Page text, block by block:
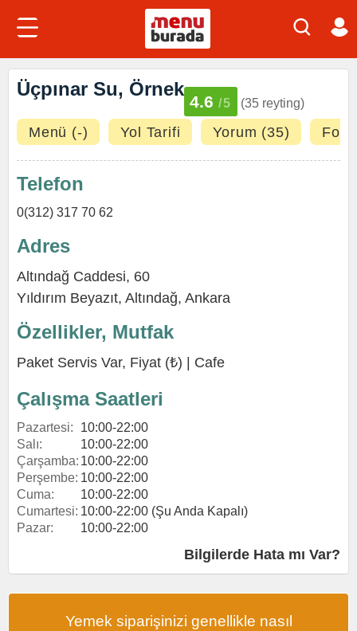
Üçpınar Su, Örnek
4.6 /5 (35 reyting)
Menü (-) Yol Tarifi Yorum (35)
Telefon
0(312) 317 70 62
Adres
Altındağ Caddesi, 60
Yıldırım Beyazıt, Altındağ, Ankara
Özellikler, Mutfak
Paket Servis Var, Fiyat (₺) | Cafe
Çalışma Saatleri
Pazartesi:
10:00-22:00
Salı:
10:00-22:00
Çarşamba: 10:00-22:00
Perşembe: 10:00-22:00
Cuma:
10:00-22:00
Cumartesi: 10:00-22:00 (Şu Anda Kapalı)
Pazar:
10:00-22:00
Bilgilerde Hata mı Var?
Yemek siparişinizi genellikle nasıl